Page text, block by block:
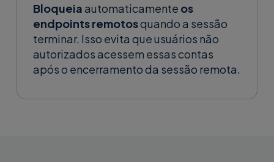
Bloqueiaautomaticamente os
endpoints remotosquando a sessão
terminar. Isso evita que usuários não
autorizados acessem essas contas
após o encerramento da sessão remota.